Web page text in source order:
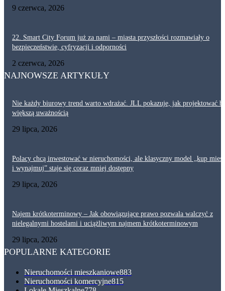
9 czerwca, 2026
22. Smart City Forum już za nami – miasta przyszłości rozmawiały o
bezpieczeństwie, cyfryzacji i odporności
2 czerwca, 2026
NAJNOWSZE ARTYKUŁY
Nie każdy biurowy trend warto wdrażać. JLL pokazuje, jak projektować
większą uważnością
29 lipca, 2026
Polacy chcą inwestować w nieruchomości, ale klasyczny model „kup
i wynajmuj” staje się coraz mniej dostępny
29 lipca, 2026
Najem krótkoterminowy – Jak obowiązujące prawo pozwala walczyć z
nielegalnymi hostelami i uciążliwym najmem krótkoterminowym
29 lipca, 2026
POPULARNE KATEGORIE
Nieruchomości mieszkaniowe883
Nieruchomości komercyjne815